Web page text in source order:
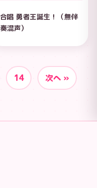
合唱 勇者王誕生！（無伴
奏混声）
14 次へ »